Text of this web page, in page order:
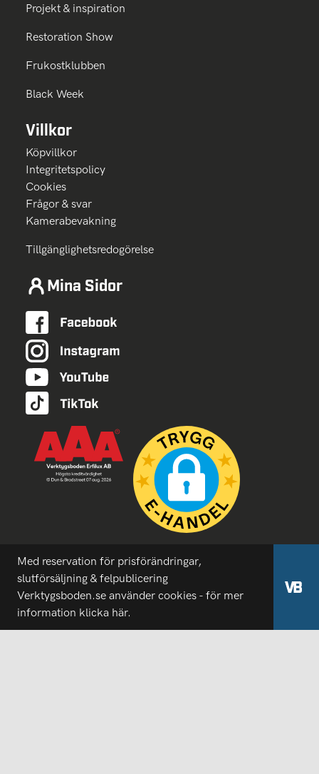
Projekt & inspiration
Restoration Show
Frukostklubben
Black Week
Villkor
Köpvillkor
Integritetspolicy
Cookies
Frågor & svar
Kamerabevakning
Tillgänglighetsredogörelse
Mina Sidor
Med reservation för prisförändringar,
slutförsäljning & felpublicering
Verktygsboden.se använder cookies - för mer
information klicka här.